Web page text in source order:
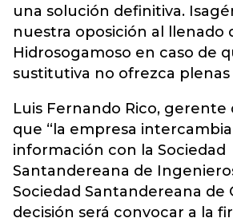
una solución definitiva.
nuestra oposición al llenado
Hidrosogamoso en caso de
sustitutiva no ofrezca plenas
Luis Fernando Rico, gerente
que “la empresa
información con la Sociedad
Santandereana de
Sociedad Santandereana de
decisión será convocar a la